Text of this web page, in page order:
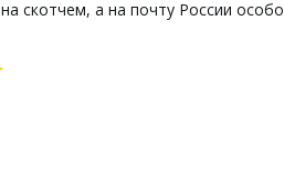
скотчем, а на почту России особо
стоит, вот и моя коробочка
коробке с посылкой. Но тем не